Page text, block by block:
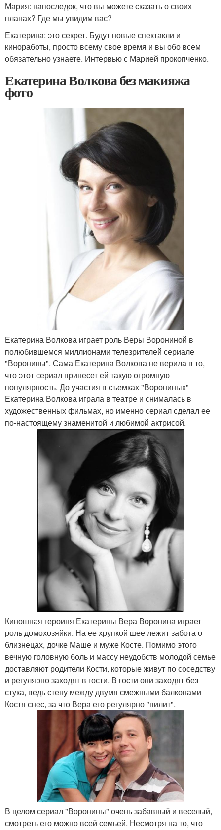
Мария: напоследок, что вы можете сказать о своих
планах? Где мы увидим вас?
Екатерина: это секрет. Будут новые спектакли и
киноработы, просто всему свое время и вы обо всем
обязательно узнаете. Интервью с Марией прокопченко.
Екатерина Волкова без макияжа
фото
Екатерина Волкова играет роль Веры Ворониной в
полюбившемся миллионами телезрителей сериале
"Воронины". Сама Екатерина Волкова не верила в то,
что этот сериал принесет ей такую огромную
популярность. До участия в съемках "Ворониных"
Екатерина Волкова играла в театре и снималась в
художественных фильмах, но именно сериал сделал ее
по-настоящему знаменитой и любимой актрисой.
Киношная героиня Екатерины Вера Воронина играет
роль домохозяйки. На ее хрупкой шее лежит забота о
близнецах, дочке Маше и муже Косте. Помимо этого
вечную головную боль и массу неудобств молодой семье
доставляют родители Кости, которые живут по соседству
и регулярно заходят в гости. В гости они заходят без
стука, ведь стену между двумя смежными балконами
Костя снес, за что Вера его регулярно "пилит".
В целом сериал "Воронины" очень забавный и веселый,
смотреть его можно всей семьей. Несмотря на то, что